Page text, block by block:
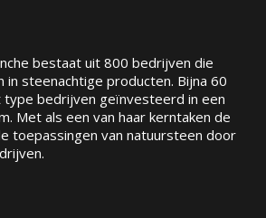
bestaat uit 800 bedrijven die
in steenachtige producten. Bijna 60
type bedrijven geïnvesteerd in een
Met als een van haar kerntaken de
toepassingen van natuursteen door